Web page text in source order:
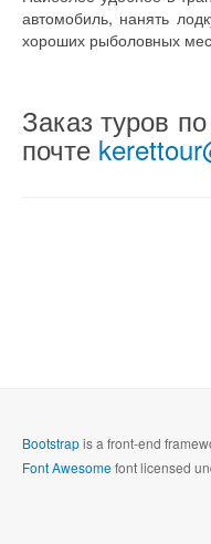
автомобиль, нанять
хороших рыболовных
Заказ туров
почте
Bootstrapis a front-end
Font Awesomefont licensed